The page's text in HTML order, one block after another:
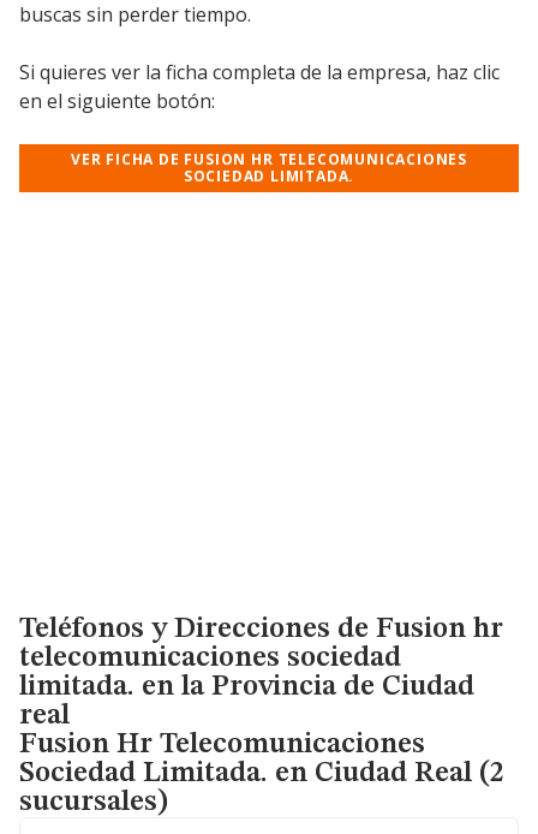
buscas sin perder tiempo.
Si quieres ver la ficha completa de la empresa, haz clic
en el siguiente botón:
VER FICHA DE FUSION HR TELECOMUNICACIONES
SOCIEDAD LIMITADA.
Teléfonos y Direcciones de Fusion hr
telecomunicaciones sociedad
limitada. en la Provincia de Ciudad
real
Fusion Hr Telecomunicaciones
Sociedad Limitada. en Ciudad Real (2
sucursales)